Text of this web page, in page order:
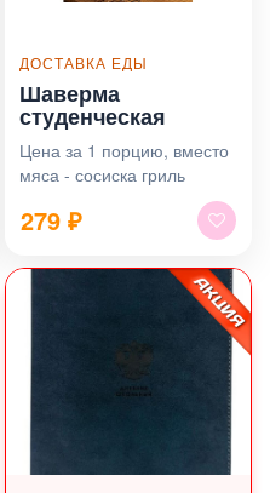
ДОСТАВКА ЕДЫ
Шаверма
студенческая
Цена за 1 порцию, вместо
мяса - сосиска гриль
279 ₽